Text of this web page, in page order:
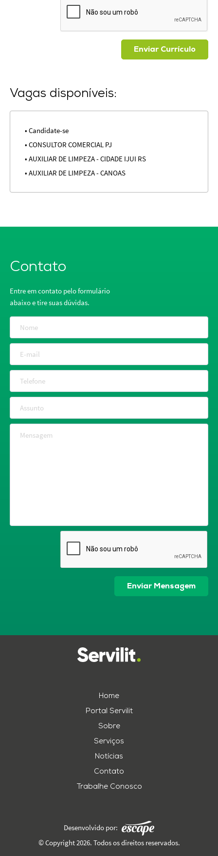
Enviar Currículo
Vagas disponíveis:
• Candidate-se
• CONSULTOR COMERCIAL PJ
• AUXILIAR DE LIMPEZA - CIDADE IJUI RS
• AUXILIAR DE LIMPEZA - CANOAS
Contato
Entre em contato pelo formulário
abaixo e tire suas dúvidas.
Nome
E-mail
Telefone
Assunto
Mensagem
Enviar Mensagem
Home
Portal Servilit
Sobre
Serviços
Notícias
Contato
Trabalhe Conosco
Desenvolvido por:
© Copyright 2026. Todos os direitos reservados.